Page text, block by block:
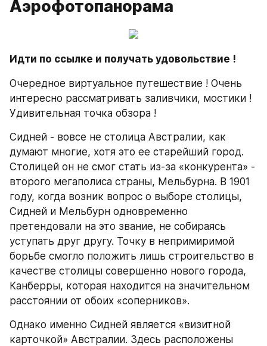
Аэрофотопанорама
Идти по ссылке и получать удовольствие !
Очередное виртуальное путешествие ! Очень
интересно рассматривать заливчики, мостики !
Удивительная точка обзора !
Сидней - вовсе не столица Австралии, как
думают многие, хотя это ее старейший город.
Столицей он не смог стать из-за «конкурента» -
второго мегаполиса страны, Мельбурна. В 1901
году, когда возник вопрос о выборе столицы,
Сидней и Мельбурн одновременно
претендовали на это звание, не собираясь
уступать друг другу. Точку в непримиримой
борьбе смогло положить лишь строительство в
качестве столицы совершенно нового города,
Канберры, которая находится на значительном
расстоянии от обоих «соперников».
Однако именно Сидней является «визитной
карточкой» Австралии. Здесь расположены